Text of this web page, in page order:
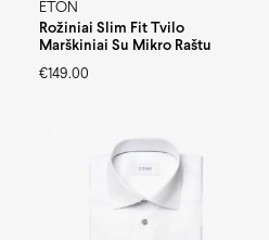
ETON
Rožiniai Slim Fit Tvilo
Marškiniai Su Mikro Raštu
€149.00